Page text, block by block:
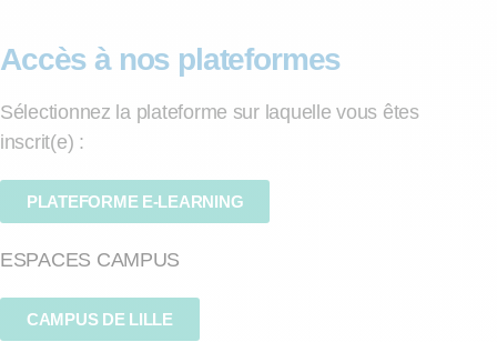
Accès à nos plateformes
Sélectionnez la plateforme sur laquelle vous êtes
inscrit(e) :
PLATEFORME E-LEARNING
ESPACES CAMPUS
CAMPUS DE LILLE